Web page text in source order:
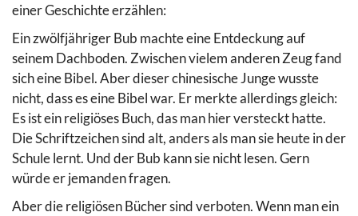
einer Geschichte erzählen:
Ein zwölfjähriger Bub machte eine Entdeckung auf
seinem Dachboden. Zwischen vielem anderen Zeug fand
sich eine Bibel. Aber dieser chinesische Junge wusste
nicht, dass es eine Bibel war. Er merkte allerdings gleich:
Es ist ein religiöses Buch, das man hier versteckt hatte.
Die Schriftzeichen sind alt, anders als man sie heute in der
Schule lernt. Und der Bub kann sie nicht lesen. Gern
würde er jemanden fragen.
Aber die religiösen Bücher sind verboten. Wenn man ein